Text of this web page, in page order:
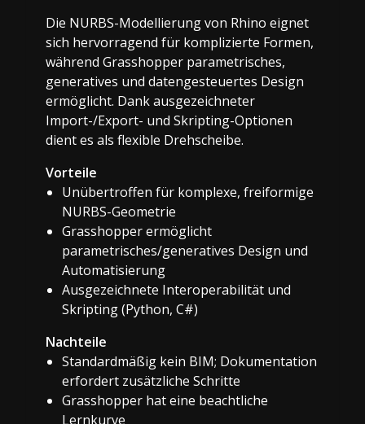
Die NURBS-Modellierung von Rhino eignet
sich hervorragend für komplizierte Formen,
während Grasshopper parametrisches,
generatives und datengesteuertes Design
ermöglicht. Dank ausgezeichneter
Import-/Export- und Skripting-Optionen
dient es als flexible Drehscheibe.
Vorteile
Unübertroffen für komplexe, freiformige
NURBS-Geometrie
Grasshopper ermöglicht
parametrisches/generatives Design und
Automatisierung
Ausgezeichnete Interoperabilität und
Skripting (Python, C#)
Nachteile
Standardmäßig kein BIM; Dokumentation
erfordert zusätzliche Schritte
Grasshopper hat eine beachtliche
Lernkurve